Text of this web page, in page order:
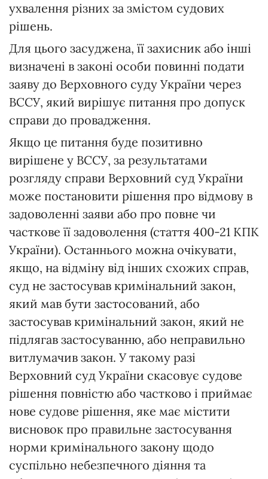
ухвалення різних за змістом судових
рішень.
Для цього засуджена, її захисник або інші
визначені в законі особи повинні подати
заяву до Верховного суду України через
ВССУ, який вирішує питання про допуск
справи до провадження.
Якщо це питання буде позитивно
вирішене у ВССУ, за результатами
розгляду справи Верховний суд України
може постановити рішення про відмову в
задоволенні заяви або про повне чи
часткове її задоволення (стаття 400-21 КПК
України). Останнього можна очікувати,
якщо, на відміну від інших схожих справ,
суд не застосував кримінальний закон,
який мав бути застосований, або
застосував кримінальний закон, який не
підлягав застосуванню, або неправильно
витлумачив закон. У такому разі
Верховний суд України скасовує судове
рішення повністю або частково і приймає
нове судове рішення, яке має містити
висновок про правильне застосування
норми кримінального закону щодо
суспільно небезпечного діяння та